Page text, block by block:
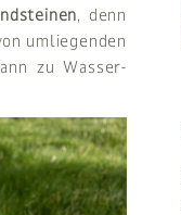
, denn
umliegenden
zu Wasser-